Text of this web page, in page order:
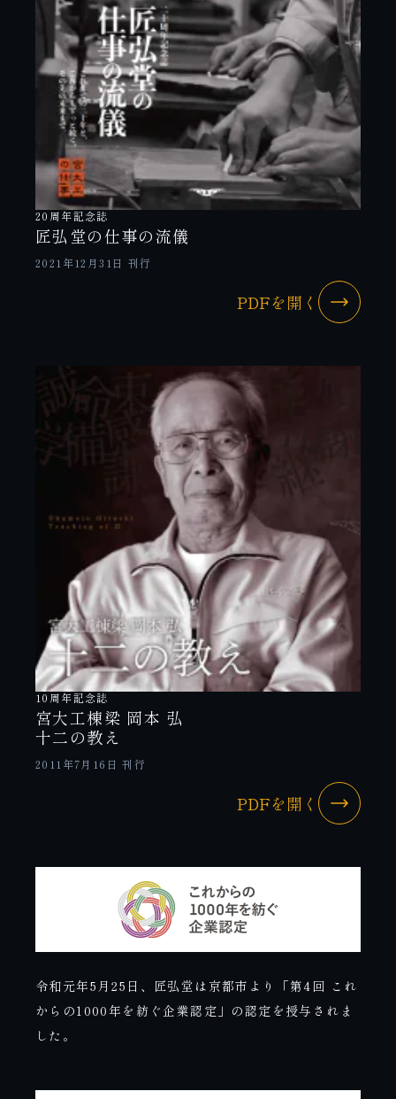
20周年記念誌
匠弘堂の仕事の流儀
2021年12月31日 刊行
PDFを開く
10周年記念誌
宮大工棟梁 岡本 弘
十二の教え
2011年7月16日 刊行
PDFを開く
令和元年5月25日、匠弘堂は京都市より「第4回 これ
からの1000年を紡ぐ企業認定」の認定を授与されま
した。